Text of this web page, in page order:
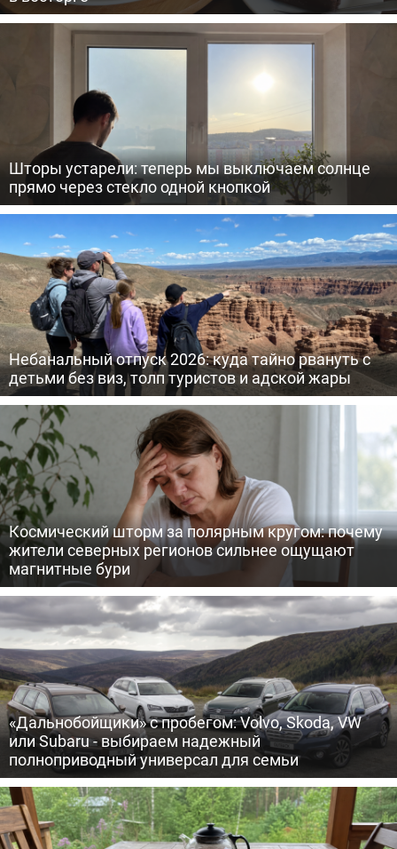
Шторы устарели: теперь мы выключаем солнце
прямо через стекло одной кнопкой
Небанальный отпуск 2026: куда тайно рвануть с
детьми без виз, толп туристов и адской жары
Космический шторм за полярным кругом: почему
жители северных регионов сильнее ощущают
магнитные бури
«Дальнобойщики» с пробегом: Volvo, Skoda, VW
или Subaru - выбираем надежный
полноприводный универсал для семьи